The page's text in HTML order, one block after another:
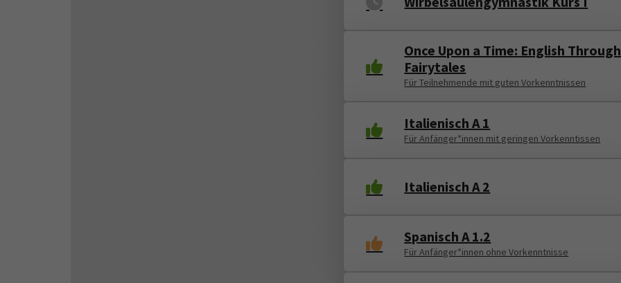
Once Upon a Time: English Through
Fairytales
Für Teilnehmende mit guten Vorkenntnissen
Italienisch A 1
Für Anfänger*innen mit geringen Vorkenntissen
Italienisch A 2
Spanisch A 1.2
Für Anfänger*innen ohne Vorkenntnisse